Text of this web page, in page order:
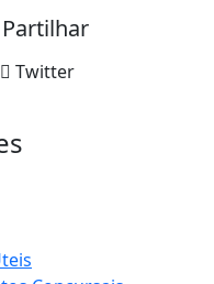
Partilhar
Twitter